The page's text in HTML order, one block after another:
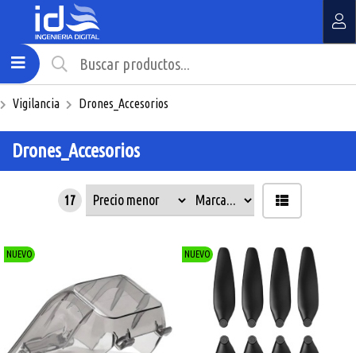
¿Tienes cupón de descuento?
Vigilancia Drones_Accesorios
Drones_Accesorios
17
NUEVO NUEVO